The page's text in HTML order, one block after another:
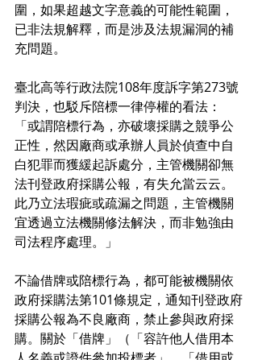
圍，如果超越文字意義的可能性範圍，
已非法規解釋，而是涉及法規漏洞的補
充問題。
臺北高等行政法院108年度訴字第273號
判決，也駁斥陪標一律停權的看法：
「或謂陪標行為，亦破壞採購之競爭公
正性，然因廠商或承辦人員於偵查中自
白犯罪而獲緩起訴處分，主管機關卻無
法刊登政府採購公報，有失允當云云。
此乃立法瑕疵或疏漏之問題，主管機關
宜透過立法機關修法解決，而非勉強由
司法程序處理。」
不論借牌或陪標行為，都可能被機關依
政府採購法第101條規定，通知刊登政府
採購公報為不良廠商，禁止參與政府採
購。關於「借牌」（「容許他人借用本